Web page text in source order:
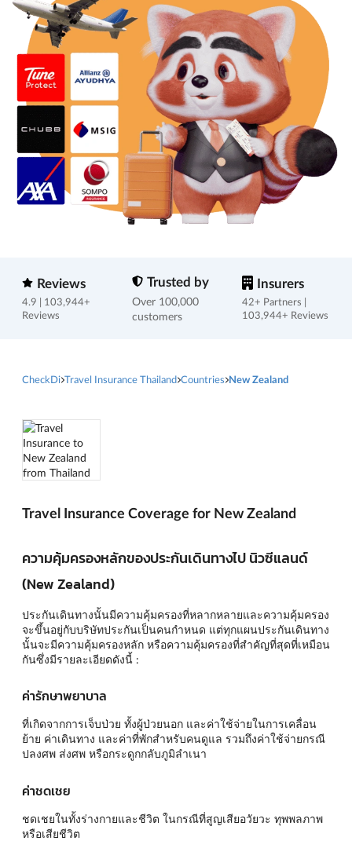
Reviews
4.9 | 103,944+
Reviews
Trusted by
Over 100,000
customers
Insurers
42+ Partners |
103,944+ Reviews
CheckDi Travel Insurance Thailand Countries New Zealand
Travel Insurance Coverage for New Zealand
ความคุ้มครองหลักของประกันเดินทางไป นิวซีแลนด์
(New Zealand)
ประกันเดินทางนั้นมีความคุ้มครองที่หลากหลายและความคุ้มครอง
จะขึ้นอยู่กับบริษัทประกันเป็นคนกำหนด แต่ทุกแผนประกันเดินทาง
นั้นจะมีความคุ้มครองหลัก หรือความคุ้มครองที่สำคัญที่สุดที่เหมือน
กันซึ่งมีรายละเอียดดังนี้ :
ค่ารักษาพยาบาล
ที่เกิดจากการเจ็บป่วย ทั้งผู้ป่วยนอก และค่าใช้จ่ายในการเคลื่อน
ย้าย ค่าเดินทาง และค่าที่พักสำหรับคนดูแล รวมถึงค่าใช้จ่ายกรณี
ปลงศพ ส่งศพ หรือกระดูกกลับภูมิลำเนา
ค่าชดเชย
ชดเชยในทั้งร่างกายและชีวิต ในกรณีที่สูญเสียอวัยวะ ทุพพลภาพ
หรือเสียชีวิต